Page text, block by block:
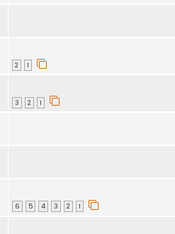
1
2
1
2
3
1
2
3
4
5
6